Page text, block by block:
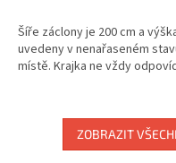
Šíře záclony je 200 cm a
uvedeny v nenařaseném
místě. Krajka ne vždy
ZOBRAZIT